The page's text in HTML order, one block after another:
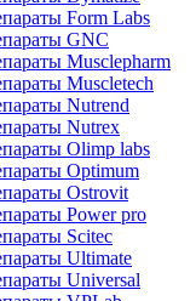
Form Labs
GNC
Musclepharm
Muscletech
Nutrend
Nutrex
Olimp labs
Optimum
Ostrovit
Power pro
Scitec
Ultimate
Universal